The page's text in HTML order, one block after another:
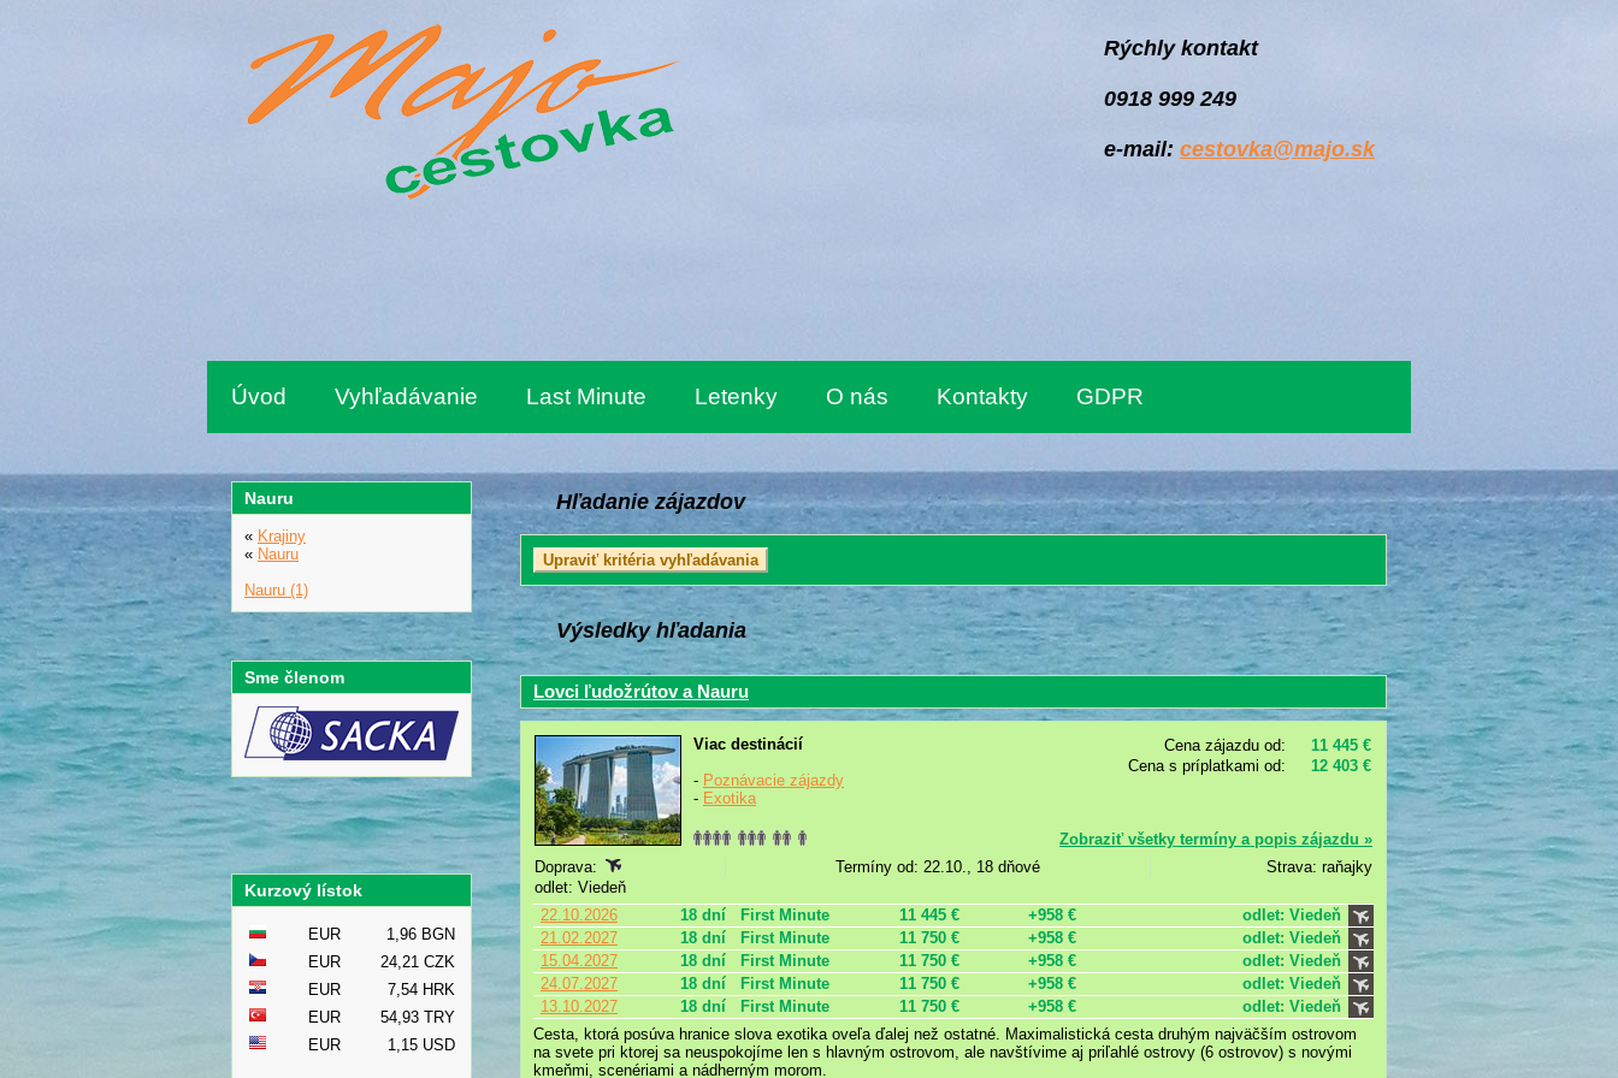
Rýchly kontakt
0918 999 249
e-mail: cestovka@majo.sk
Úvod Vyhľadávanie Last Minute Letenky O nás Kontakty GDPR
Hľadanie zájazdov
Výsledky hľadania
Lovci ľudožrútov a Nauru
Cena zájazdu od:
11 445 €
Cena s príplatkami od:
12 403 €
Viac destinácií
- Poznávacie zájazdy
- Exotika
Zobraziť všetky termíny a popis zájazdu »
Doprava:
Termíny od: 22.10., 18 dňové
Strava: raňajky
odlet: Viedeň
22.10.2026
18 dní First Minute 11 445 € +958 €
odlet: Viedeň
21.02.2027
18 dní First Minute 11 750 € +958 €
odlet: Viedeň
15.04.2027
18 dní First Minute 11 750 € +958 €
odlet: Viedeň
24.07.2027
18 dní First Minute 11 750 € +958 €
odlet: Viedeň
13.10.2027
18 dní First Minute 11 750 € +958 €
odlet: Viedeň
Cesta, ktorá posúva hranice slova exotika oveľa ďalej než ostatné. Maximalistická cesta druhým najväčším ostrovom
na svete pri ktorej sa neuspokojíme len s hlavným ostrovom, ale navštívime aj priľahlé ostrovy (6 ostrovov) s novými
kmeňmi, scenériami a nádherným morom.
Nauru
« Krajiny
« Nauru
Nauru (1)
Sme členom
Kurzový lístok
EUR
1,96 BGN
EUR
24,21 CZK
EUR
7,54 HRK
EUR
54,93 TRY
EUR
1,15 USD